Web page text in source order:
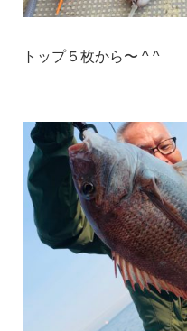
トップ５枚から〜 ^ ^